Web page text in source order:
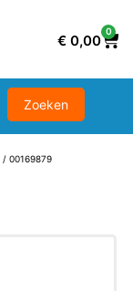
€ 0,00
0
/ 00169879